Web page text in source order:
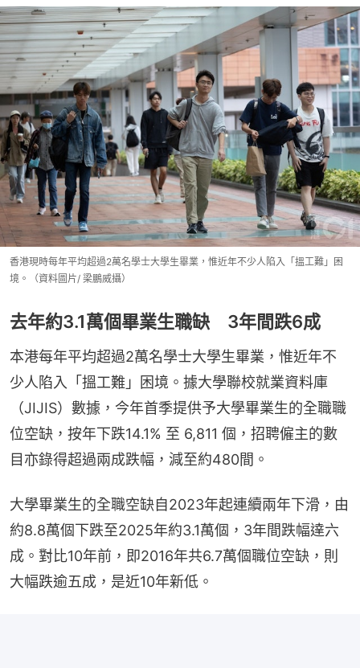
香港現時每年平均超過2萬名學士大學生畢業，惟近年不少人陷入「搵工難」困
境。（資料圖片/ 梁鵬威攝）
去年約3.1萬個畢業生職缺 3年間跌6成
本港每年平均超過2萬名學士大學生畢業，惟近年不
少人陷入「搵工難」困境。據大學聯校就業資料庫
（JIJIS）數據，今年首季提供予大學畢業生的全職職
位空缺，按年下跌14.1% 至 6,811 個，招聘僱主的數
目亦錄得超過兩成跌幅，減至約480間。
大學畢業生的全職空缺自2023年起連續兩年下滑，由
約8.8萬個下跌至2025年約3.1萬個，3年間跌幅達六
成。對比10年前，即2016年共6.7萬個職位空缺，則
大幅跌逾五成，是近10年新低。